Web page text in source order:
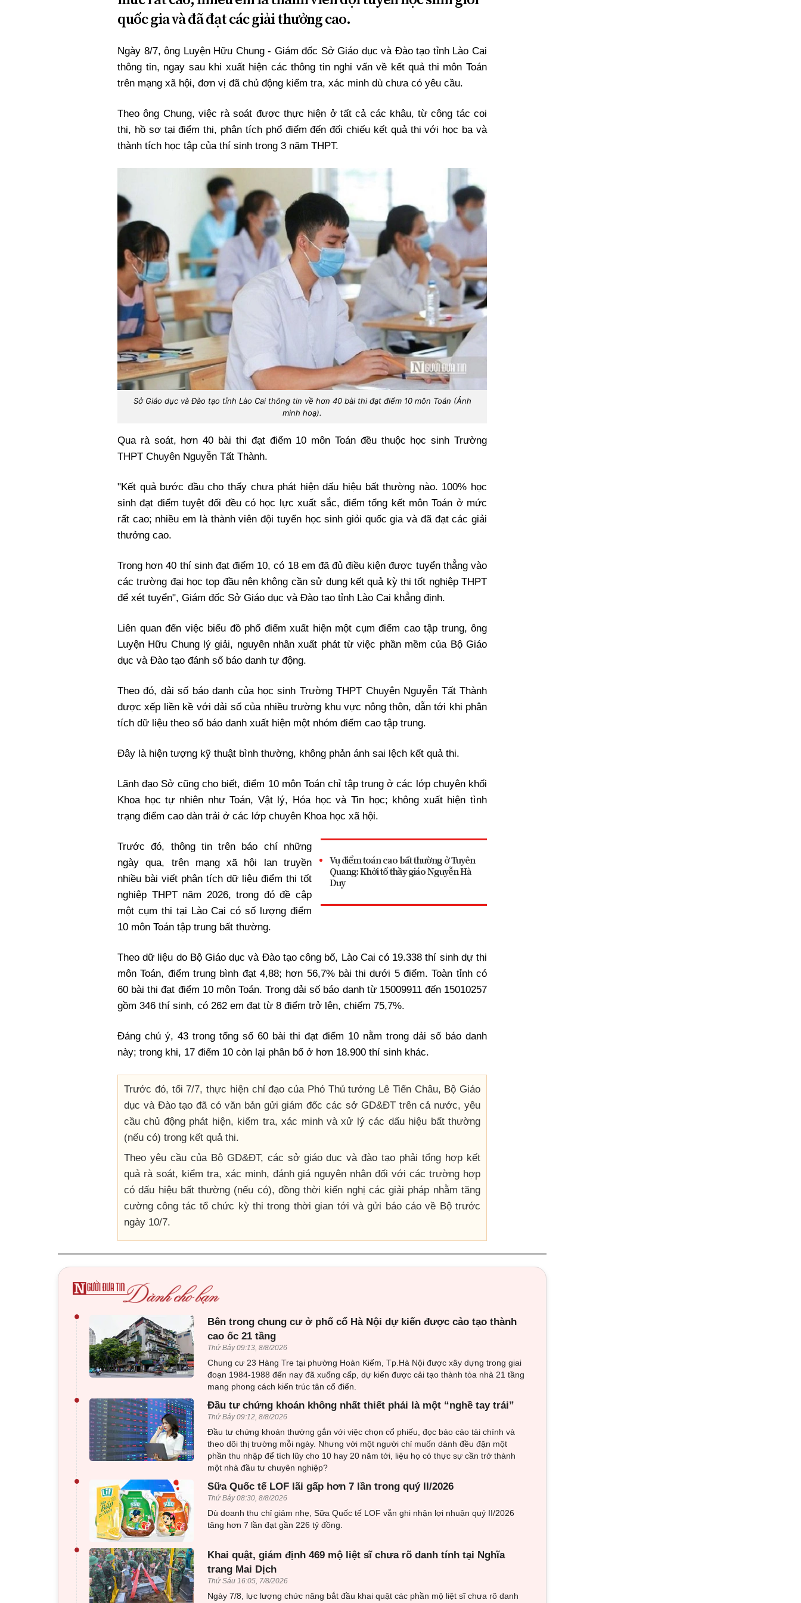
Xi nhan Trái Phải
Bạn đọc viết
quốc gia và đã đạt các giải thưởng cao.
Ngày 8/7, ông Luyện Hữu Chung - Giám đốc Sở Giáo dục và Đào tạo tỉnh Lào Cai
thông tin, ngay sau khi xuất hiện các thông tin nghi vấn về kết quả thi môn Toán
trên mạng xã hội, đơn vị đã chủ động kiểm tra, xác minh dù chưa có yêu cầu.
Theo ông Chung, việc rà soát được thực hiện ở tất cả các khâu, từ công tác coi
thi, hồ sơ tại điểm thi, phân tích phổ điểm đến đối chiếu kết quả thi với học bạ và
thành tích học tập của thí sinh trong 3 năm THPT.
Sở Giáo dục và Đào tạo tỉnh Lào Cai thông tin về hơn 40 bài thi đạt điểm 10 môn Toán (Ảnh
minh hoạ).
Qua rà soát, hơn 40 bài thi đạt điểm 10 môn Toán đều thuộc học sinh Trường
THPT Chuyên Nguyễn Tất Thành.
"Kết quả bước đầu cho thấy chưa phát hiện dấu hiệu bất thường nào. 100% học
sinh đạt điểm tuyệt đối đều có học lực xuất sắc, điểm tổng kết môn Toán ở mức
rất cao; nhiều em là thành viên đội tuyển học sinh giỏi quốc gia và đã đạt các giải
thưởng cao.
Trong hơn 40 thí sinh đạt điểm 10, có 18 em đã đủ điều kiện được tuyển thẳng vào
các trường đại học top đầu nên không cần sử dụng kết quả kỳ thi tốt nghiệp THPT
để xét tuyển", Giám đốc Sở Giáo dục và Đào tạo tỉnh Lào Cai khẳng định.
Liên quan đến việc biểu đồ phổ điểm xuất hiện một cụm điểm cao tập trung, ông
Luyện Hữu Chung lý giải, nguyên nhân xuất phát từ việc phần mềm của Bộ Giáo
dục và Đào tạo đánh số báo danh tự động.
Theo đó, dải số báo danh của học sinh Trường THPT Chuyên Nguyễn Tất Thành
được xếp liền kề với dải số của nhiều trường khu vực nông thôn, dẫn tới khi phân
tích dữ liệu theo số báo danh xuất hiện một nhóm điểm cao tập trung.
Đây là hiện tượng kỹ thuật bình thường, không phản ánh sai lệch kết quả thi.
Lãnh đạo Sở cũng cho biết, điểm 10 môn Toán chỉ tập trung ở các lớp chuyên khối
Khoa học tự nhiên như Toán, Vật lý, Hóa học và Tin học; không xuất hiện tình
trạng điểm cao dàn trải ở các lớp chuyên Khoa học xã hội.
Vụ điểm toán cao bất thường ở Tuyên
Quang: Khởi tố thầy giáo Nguyễn Hà
Duy
Trước đó, thông tin trên báo chí những
ngày qua, trên mạng xã hội lan truyền
nhiều bài viết phân tích dữ liệu điểm thi tốt
nghiệp THPT năm 2026, trong đó đề cập
một cụm thi tại Lào Cai có số lượng điểm
10 môn Toán tập trung bất thường.
Theo dữ liệu do Bộ Giáo dục và Đào tạo công bố, Lào Cai có 19.338 thí sinh dự thi
môn Toán, điểm trung bình đạt 4,88; hơn 56,7% bài thi dưới 5 điểm. Toàn tỉnh có
60 bài thi đạt điểm 10 môn Toán. Trong dải số báo danh từ 15009911 đến 15010257
gồm 346 thí sinh, có 262 em đạt từ 8 điểm trở lên, chiếm 75,7%.
Đáng chú ý, 43 trong tổng số 60 bài thi đạt điểm 10 nằm trong dải số báo danh
này; trong khi, 17 điểm 10 còn lại phân bố ở hơn 18.900 thí sinh khác.
Trước đó, tối 7/7, thực hiện chỉ đạo của Phó Thủ tướng Lê Tiến Châu, Bộ Giáo
dục và Đào tạo đã có văn bản gửi giám đốc các sở GD&ĐT trên cả nước, yêu
cầu chủ động phát hiện, kiểm tra, xác minh và xử lý các dấu hiệu bất thường
(nếu có) trong kết quả thi.
Theo yêu cầu của Bộ GD&ĐT, các sở giáo dục và đào tạo phải tổng hợp kết
quả rà soát, kiểm tra, xác minh, đánh giá nguyên nhân đối với các trường hợp
có dấu hiệu bất thường (nếu có), đồng thời kiến nghị các giải pháp nhằm tăng
cường công tác tổ chức kỳ thi trong thời gian tới và gửi báo cáo về Bộ trước
ngày 10/7.
•
Bên trong chung cư ở phố cổ Hà Nội dự kiến được cảo tạo thành
cao ốc 21 tầng
Thứ Bảy 09:13, 8/8/2026
Chung cư 23 Hàng Tre tại phường Hoàn Kiếm, Tp.Hà Nội được xây dựng trong giai
đoạn 1984-1988 đến nay đã xuống cấp, dự kiến được cải tạo thành tòa nhà 21 tầng
mang phong cách kiến trúc tân cổ điển.
• Đầu tư chứng khoán không nhất thiết phải là một “nghề tay trái”
Thứ Bảy 09:12, 8/8/2026
Đầu tư chứng khoán thường gắn với việc chọn cổ phiếu, đọc báo cáo tài chính và
theo dõi thị trường mỗi ngày. Nhưng với một người chỉ muốn dành đều đặn một
phần thu nhập để tích lũy cho 10 hay 20 năm tới, liệu họ có thực sự cần trở thành
một nhà đầu tư chuyên nghiệp?
• Sữa Quốc tế LOF lãi gấp hơn 7 lần trong quý II/2026
Thứ Bảy 08:30, 8/8/2026
Dù doanh thu chỉ giảm nhẹ, Sữa Quốc tế LOF vẫn ghi nhận lợi nhuận quý II/2026
tăng hơn 7 lần đạt gần 226 tỷ đồng.
•
Khai quật, giám định 469 mộ liệt sĩ chưa rõ danh tính tại Nghĩa
trang Mai Dịch
Thứ Sáu 16:05, 7/8/2026
Ngày 7/8, lực lượng chức năng bắt đầu khai quật các phần mộ liệt sĩ chưa rõ danh